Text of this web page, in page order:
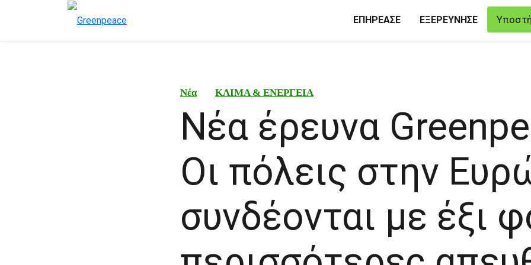
ΕΠΗΡΕΑΣΕ ΕΞΕΡΕΥΝΗΣΕ
Νέα ΚΛΙΜΑ & ΕΝΕΡΓΕΙΑ
Νέα έρευνα
Οι πόλεις στην
συνδέονται με έξι